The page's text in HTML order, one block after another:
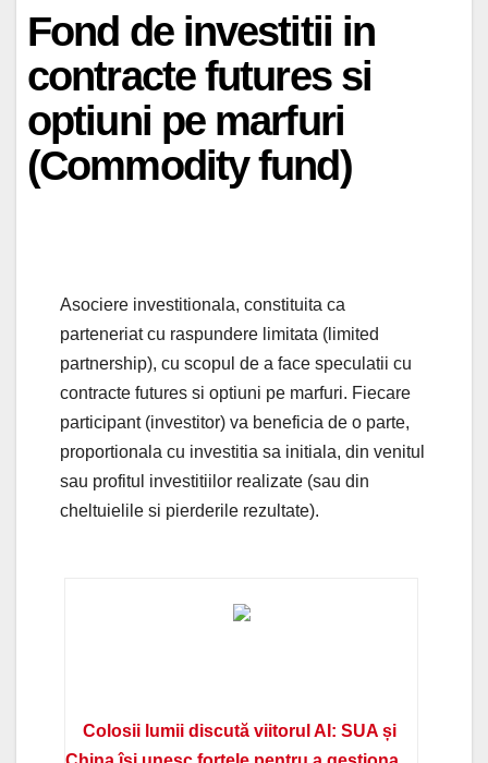
Fond de investitii in
contracte futures si
optiuni pe marfuri
(Commodity fund)
Asociere investitionala, constituita ca
parteneriat cu raspundere limitata (limited
partnership), cu scopul de a face speculatii cu
contracte futures si optiuni pe marfuri. Fiecare
participant (investitor) va beneficia de o parte,
proportionala cu investitia sa initiala, din venitul
sau profitul investitiilor realizate (sau din
cheltuielile si pierderile rezultate).
Colosii lumii discută viitorul AI: SUA și